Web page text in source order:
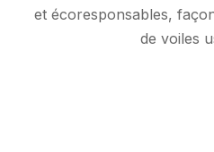
et écoresponsables,
de voiles